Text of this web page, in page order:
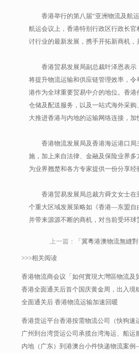
香港举行的第八届“亚洲物流及航
航运会议上，香港特别行政区行政长
讨行业的最新发展，携手开拓新商机，
香港贸易发展局副总裁叶泽恩表
将提升物流运输和供应链管理效率，
港作为全球重要贸易中介的地位。香
仓储及配送服务，以及一站式海外采
大推进香港与内地的运输网络连接，加
香港物流发展局及香港海运港口
施，加上来自法律、金融及保险业界
为业界翘楚和各方专家提供一份分享经
香港贸易发展局总裁方舜文女士
个重大区域发展策略如《香港—东盟自
并带来源源不断的商机，对当前受环球
上一篇： 「冀粵港澳物流無縫
>>>相关阅读
香港物流商会议「如何實現大灣區物流及
香港全面通关后首个国庆黄金周，出入境
全面通关后 香港物流运输加速回暖
香港货运平台香港按需物流公司（快狗速
广州到台湾货运公司承揽台湾海运、船运
内地（广东）到港澳台小件快递物流案